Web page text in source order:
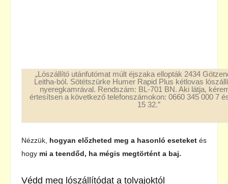
„Lószállító utánfutómat múlt éjszaka ellopták 2434
Leitha-ból. Sötétszürke Humer Rapid Plus kétlovas
nyeregkamrával. Rendszám: BL-701 BN. Aki látja,
értesítsen a következő telefonszámokon: 0660 345 000 7
15 32.”
Nézzük, hogyan előzheted meg a hasonló eseteket és
hogy mi a teendőd, ha mégis megtörtént a baj.
Védd meg lószállítódat a tolvajoktól